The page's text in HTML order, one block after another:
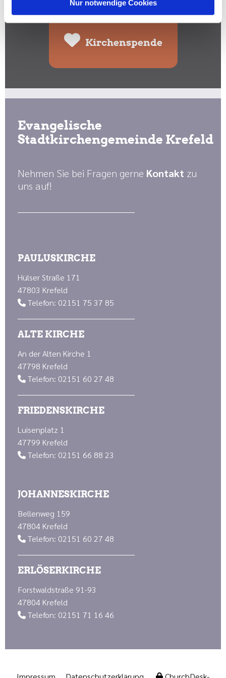
Nur notwendige Cookies
Kirchenspende
Evangelische
Stadtkirchengemeinde Krefeld
Nehmen Sie bei Fragen gerne Kontakt zu
uns auf!
PAULUSKIRCHE
Hülser Straße 171
47803 Krefeld
 Telefon: 02151 75 37 85
ALTE KIRCHE
An der Alten Kirche 1
47798 Krefeld
 Telefon: 02151 60 27 48
FRIEDENSKIRCHE
Luisenplatz 1
47799 Krefeld
 Telefon: 02151 66 88 23
JOHANNESKIRCHE
Bellenweg 159
47804 Krefeld
 Telefon: 02151 60 27 48
ERLÖSERKIRCHE
Forstwaldstraße 91-93
47804 Krefeld
 Telefon: 02151 71 16 46